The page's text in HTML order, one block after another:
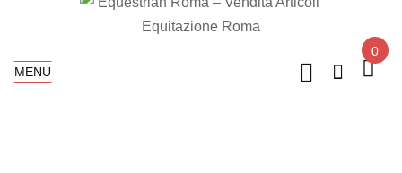
MENU
0